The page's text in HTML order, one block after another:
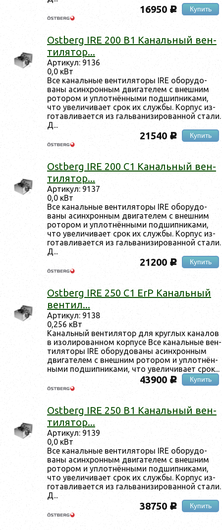
16950c Купить
Ostberg IRE 200 B1 Ка­наль­ный вен­
ти­лятор...
Ар­ти­кул: 9136
0,0 кВт
Все ка­наль­ные вен­ти­лято­ры IRE обо­рудо­
ваны асин­хрон­ным дви­гате­лем с внеш­ним
ро­тором и уп­лотнён­ны­ми под­шипни­ками,
что уве­личи­ва­ет срок их служ­бы. Кор­пус из­
го­тав­ли­ва­ет­ся из галь­ва­низи­рован­ной ста­ли.
Д...
21540 c Купить
Ostberg IRE 200 C1 Ка­наль­ный вен­
ти­лятор...
Ар­ти­кул: 9137
0,0 кВт
Все ка­наль­ные вен­ти­лято­ры IRE обо­рудо­
ваны асин­хрон­ным дви­гате­лем с внеш­ним
ро­тором и уп­лотнён­ны­ми под­шипни­ками,
что уве­личи­ва­ет срок их служ­бы. Кор­пус из­
го­тав­ли­ва­ет­ся из галь­ва­низи­рован­ной ста­ли.
Д...
21200 c Купить
Ostberg IRE 250 C1 ErP Ка­наль­ный
вен­тил...
Ар­ти­кул: 9138
0,256 кВт
Ка­наль­ный вен­ти­лятор для круг­лых ка­налов
в изо­лиро­ван­ном кор­пу­се Все ка­наль­ные вен­
ти­лято­ры IRE обо­рудо­ваны асин­хрон­ным
дви­гате­лем с внеш­ним ро­тором и уп­лотнён­
ны­ми под­шипни­ками, что уве­личи­ва­ет срок...
43900 c Купить
Ostberg IRE 250 B1 Ка­наль­ный вен­
ти­лятор...
Ар­ти­кул: 9139
0,0 кВт
Все ка­наль­ные вен­ти­лято­ры IRE обо­рудо­
ваны асин­хрон­ным дви­гате­лем с внеш­ним
ро­тором и уп­лотнён­ны­ми под­шипни­ками,
что уве­личи­ва­ет срок их служ­бы. Кор­пус из­
го­тав­ли­ва­ет­ся из галь­ва­низи­рован­ной ста­ли.
Д...
38750 c Купить